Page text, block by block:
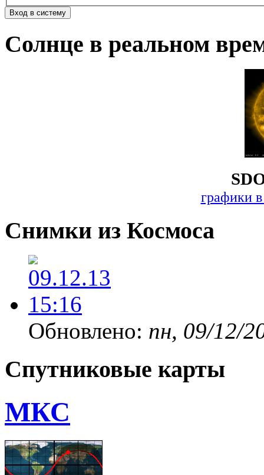
Солнце в реальном
графики
Снимки из Космоса
Обновлено: пн, 09/12/
Спутниковые карты
МКС